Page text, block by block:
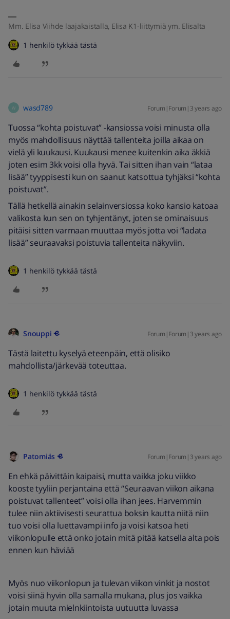
Mm. Elisa Viihde laajakaistalla, Elisa K1-liittymiä ym. Elisalta
1 henkilö tykkää tästä
W wasd789 Forum|Forum|3 years ago
Tuossa “kohta poistuvat” -kansiossa voisi minusta olla
myös mahdollisuus näyttää tallenteita joilla aikaa on
vielä yli kuukausi. Kuukausi menee kuitenkin aika äkkiä
joten esim 3kk voisi olla hyvä. Tai sitten ihan vain “lataa
lisää” tyyppisesti kun on saanut katsottua tyhjäksi “kohta
poistuvat”.
Tällä hetkellä ainakin selainversiossa koko kansio katoaa
valikosta kun sen on tyhjentänyt, joten se ominaisuus
pitäisi sitten varmaan muuttaa myös jotta voi “ladata
lisää” seuraavaksi poistuvia tallenteita näkyviin.
1 henkilö tykkää tästä
Snouppi Forum|Forum|3 years ago
Tästä laitettu kyselyä eteenpäin, että olisiko
mahdollista/järkevää toteuttaa.
1 henkilö tykkää tästä
Patomiäs Forum|Forum|3 years ago
En ehkä päivittäin kaipaisi, mutta vaikka joku viikko
kooste tyyliin perjantaina että “Seuraavan viikon aikana
poistuvat tallenteet” voisi olla ihan jees. Harvemmin
tulee niin aktiivisesti seurattua boksin kautta niitä niin
tuo voisi olla luettavampi info ja voisi katsoa heti
viikonlopulle että onko jotain mitä pitää katsella alta pois
ennen kun häviää
Myös nuo viikonlopun ja tulevan viikon vinkit ja nostot
voisi siinä hyvin olla samalla mukana, plus jos vaikka
jotain muuta mielnkiintoista uutuutta luvassa